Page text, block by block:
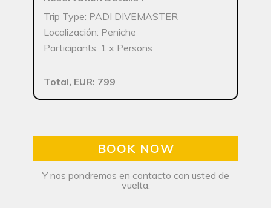
Trip Type: PADI DIVEMASTER
Localización: Peniche
Participants: 1 x Persons
Total, EUR: 799
BOOK NOW
Y nos pondremos en contacto con usted de
vuelta.